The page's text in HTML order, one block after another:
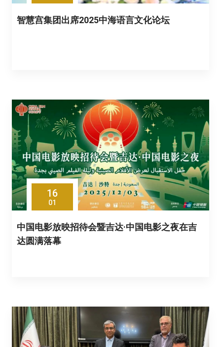
智慧宫集团出席2025中海语言文化论坛
16
01
中国电影放映招待会暨吉达·中国电影之夜在吉
达圆满落幕